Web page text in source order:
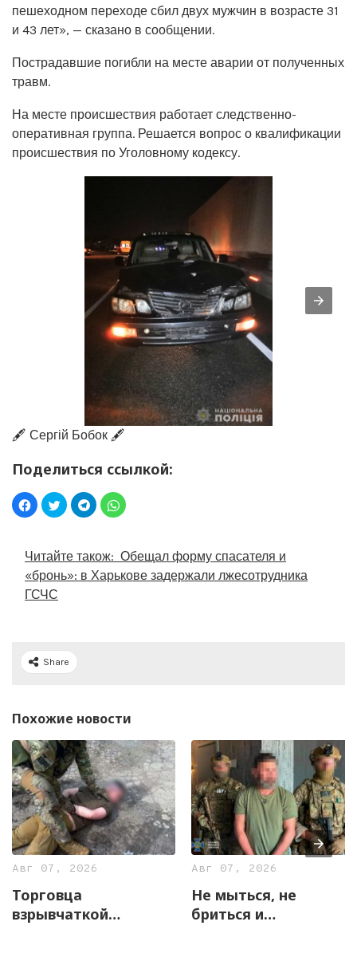
пешеходном переходе сбил двух мужчин в возрасте 31
и 43 лет», — сказано в сообщении.
Пострадавшие погибли на месте аварии от полученных
травм.
На месте происшествия работает следственно-
оперативная группа. Решается вопрос о квалификации
происшествия по Уголовному кодексу.
🖋️ Сергій Бобок 🖋️
Поделиться ссылкой:
Читайте також: Обещал форму спасателя и
«бронь»: в Харькове задержали лжесотрудника
ГСЧС
Share
Похожие новости
Авг 07, 2026
Торговца
взрывчаткой
Авг 07, 2026
Не мыться, не
бриться и